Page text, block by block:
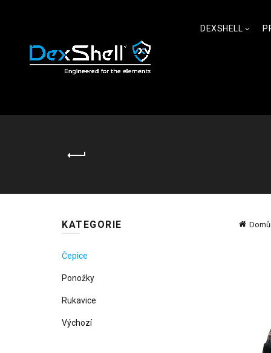
DEXSHELL
Domů
KATEGORIE
Čepice
Ponožky
Rukavice
Výchozí